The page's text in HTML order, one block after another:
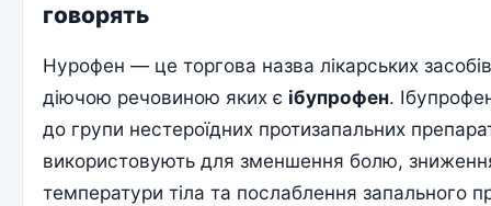
говорять
Нурофен — це торгова назва лікарських
діючою речовиною яких є ібупрофен.
до групи нестероїдних протизапальних
використовують для зменшення болю,
температури тіла та послаблення запального